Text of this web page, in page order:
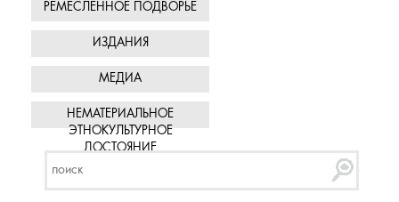
РЕМЕСЛЕННОЕ ПОДВОРЬЕ
ИЗДАНИЯ
МЕДИА
НЕМАТЕРИАЛЬНОЕ
ЭТНОКУЛЬТУРНОЕ
ДОСТОЯНИЕ